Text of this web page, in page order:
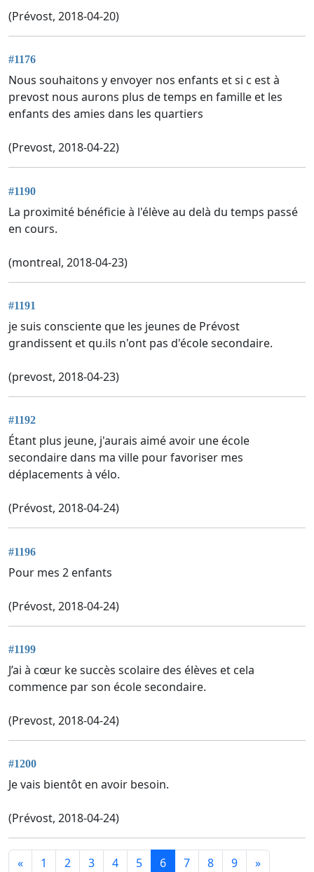
(Prévost, 2018-04-20)
#1176
Nous souhaitons y envoyer nos enfants et si c est à
prevost nous aurons plus de temps en famille et les
enfants des amies dans les quartiers
(Prevost, 2018-04-22)
#1190
La proximité bénéficie à l'élève au delà du temps passé
en cours.
(montreal, 2018-04-23)
#1191
je suis consciente que les jeunes de Prévost
grandissent et qu.ils n'ont pas d'école secondaire.
(prevost, 2018-04-23)
#1192
Étant plus jeune, j'aurais aimé avoir une école
secondaire dans ma ville pour favoriser mes
déplacements à vélo.
(Prévost, 2018-04-24)
#1196
Pour mes 2 enfants
(Prévost, 2018-04-24)
#1199
J’ai à cœur ke succès scolaire des élèves et cela
commence par son école secondaire.
(Prevost, 2018-04-24)
#1200
Je vais bientôt en avoir besoin.
(Prévost, 2018-04-24)
« 1 2 3 4 5 6 7 8 9 »